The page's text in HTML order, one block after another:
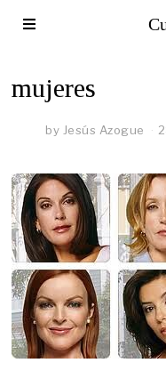
mujeres
by Jesús Azogue